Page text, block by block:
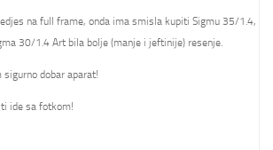
na full frame, onda ima smisla kupiti Sigmu 35/1.4,
30/1.4 Art bila bolje (manje i jeftinije) resenje.
dobar aparat!
ide sa fotkom!